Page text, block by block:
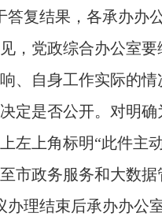
答复结果，各承办办
，党政综合办公室
、自身工作实际的
定是否公开。对明
左上角标明“此件主
市政务服务和大数据
办理结束后承办办公